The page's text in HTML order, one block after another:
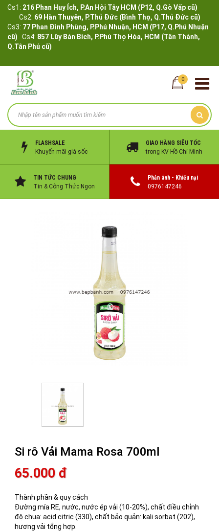
Cs1: 216 Phan Huy Ích, P.An Hội Tây HCM (P12, Q.Gò Vấp cũ)
Cs2: 69 Hàn Thuyên, P.Thủ Đức (Bình Thọ, Q.Thủ Đức cũ)
Cs3: 77 Phan Đình Phùng, P.Phú Nhuận, HCM (P17, Q.Phú Nhuận
cũ) Cs4: 857 Lũy Bán Bích, P.Phú Thọ Hòa, HCM (Tân Thành,
Q.Tân Phú cũ)
0
FLASHSALE
Khuyến mãi giá sốc
GIAO HÀNG SIÊU TỐC
trong KV Hồ Chí Minh
TIN TỨC CHUNG
Tin & Công Thức Ngon
Phản ánh - Khiếu nại
0976147246
Si rô Vải Mama Rosa 700ml
65.000 đ
Thành phần & quy cách
Đường mía RE, nước, nước ép vải (10-20%), chất điều chỉnh
độ chua: acid citric (330), chất bảo quản: kali sorbat (202),
hương vải tổng hợp.